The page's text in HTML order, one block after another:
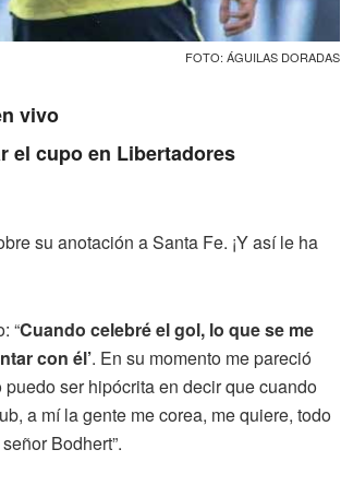
FOTO: ÁGUILAS DORADAS
vivo
el cupo en Libertadores
su anotación a Santa Fe. ¡Y así le ha
“Cuando celebré el gol, lo que se me
con él’. En su momento me pareció
ser hipócrita en decir que cuando
a mí la gente me corea, me quiere, todo
Bodhert”.